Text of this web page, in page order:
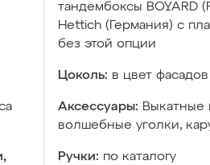
тандембоксы BOYARD
Hettich (Германия) с
без этой опции
Цоколь: в цвет
Аксессуары: Выкатные
волшебные уголки,
Ручки: по каталогу